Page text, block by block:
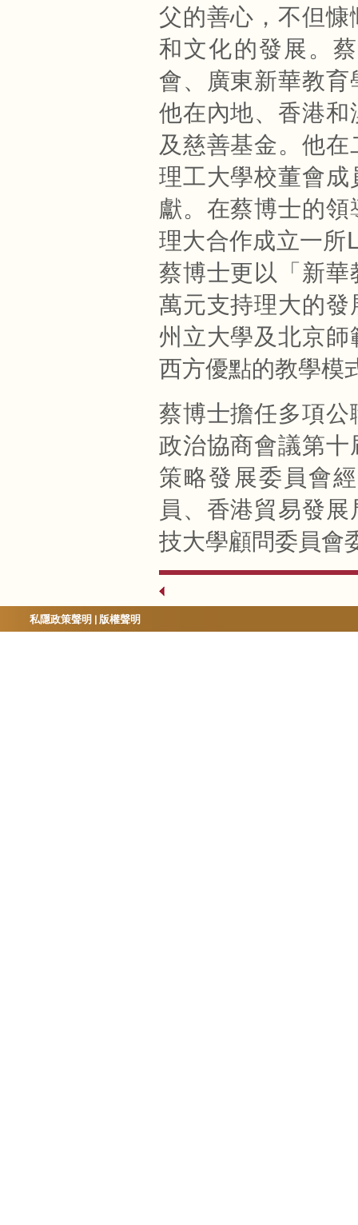
父的善心，不但
和文化的發展。
會、廣東新華教
他在內地、香港
及慈善基金。他
理工大學校董會
獻。在蔡博士的
理大合作成立一所
蔡博士更以「新
萬元支持理大的
州立大學及北京
西方優點的教學模
蔡博士擔任多項
政治協商會議第
策略發展委員會
員、香港貿易發
技大學顧問委員會
私隱政策聲明 | 版權聲明